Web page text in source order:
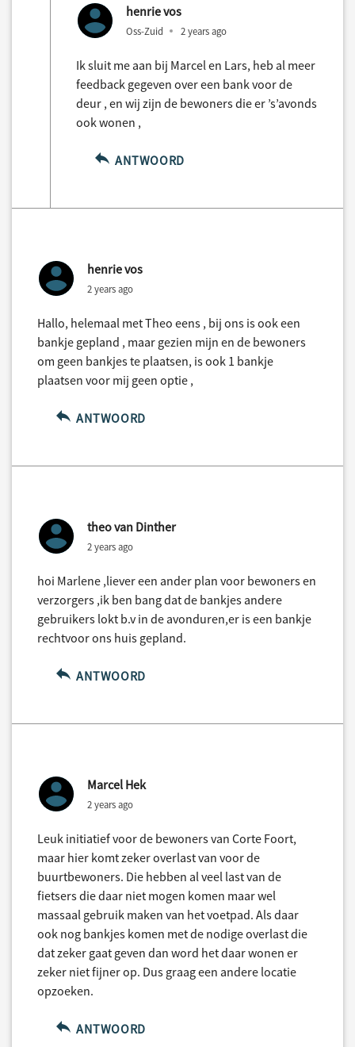
henrie vos
Oss-Zuid 2 years ago
Ik sluit me aan bij Marcel en Lars, heb al meer
feedback gegeven over een bank voor de
deur , en wij zijn de bewoners die er ’s’avonds
ook wonen ,
ANTWOORD
henrie vos
2 years ago
Hallo, helemaal met Theo eens , bij ons is ook een
bankje gepland , maar gezien mijn en de bewoners
om geen bankjes te plaatsen, is ook 1 bankje
plaatsen voor mij geen optie ,
ANTWOORD
theo van Dinther
2 years ago
hoi Marlene ,liever een ander plan voor bewoners en
verzorgers ,ik ben bang dat de bankjes andere
gebruikers lokt b.v in de avonduren,er is een bankje
rechtvoor ons huis gepland.
ANTWOORD
Marcel Hek
2 years ago
Leuk initiatief voor de bewoners van Corte Foort,
maar hier komt zeker overlast van voor de
buurtbewoners. Die hebben al veel last van de
fietsers die daar niet mogen komen maar wel
massaal gebruik maken van het voetpad. Als daar
ook nog bankjes komen met de nodige overlast die
dat zeker gaat geven dan word het daar wonen er
zeker niet fijner op. Dus graag een andere locatie
opzoeken.
ANTWOORD